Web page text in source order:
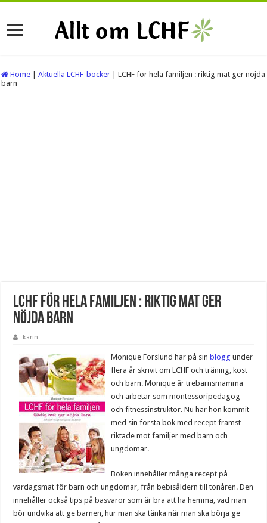
Home Aktuella LCHF-böcker
LCHF för hela familjen : riktig mat ger nöjda
barn
LCHF för hela familjen : riktig mat ger
nöjda barn
karin
Monique Forslund har på sin blogg under
flera år skrivit om LCHF och träning, kost
och barn. Monique är trebarnsmamma
och arbetar som montessoripedagog
och fitnessinstruktör. Nu har hon kommit
med sin första bok med recept främst
riktade mot familjer med barn och
ungdomar.
Boken innehåller många recept på
vardagsmat för barn och ungdomar, från bebisåldern till tonåren. Den
innehåller också tips på basvaror som är bra att ha hemma, vad man
bör undvika att ge barnen, hur man ska tänka när man ska börja ge